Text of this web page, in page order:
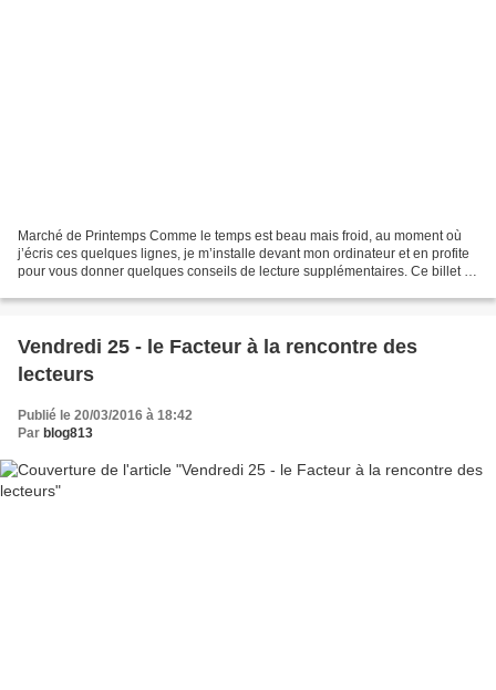
Marché de Printemps Comme le temps est beau mais froid, au moment où
j’écris ces quelques lignes, je m’installe devant mon ordinateur et en profite
pour vous donner quelques conseils de lecture supplémentaires. Ce billet se
Vendredi 25 - le Facteur à la rencontre des
lecteurs
Publié le 20/03/2016 à 18:42
Par blog813